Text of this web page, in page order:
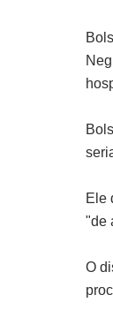
Ele
"de
O